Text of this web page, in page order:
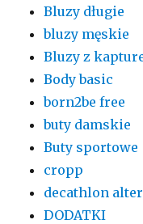
Bluzy długie
bluzy męskie
Bluzy z
Body basic
born2be free
buty damskie
Buty sportowe
cropp
decathlon
DODATKI